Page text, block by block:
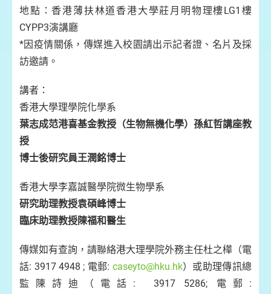
地點：香港薄扶林道香港大學莊月明物理樓LG1樓
CYPP3演講廳
*因疫情關係，傳媒進入校園請出示記者證、名片及採
訪邀請。
講者：
香港大學理學院化學系
葉志成范港喜基金教授（生物無機化學）孫紅哲講座教
授
博士後研究員王潤銘博士
香港大學李嘉誠醫學院微生物學系
研究助理教授袁碩峰博士
臨床助理教授陳福和醫生
傳媒如有查詢，請聯絡港大理學院外務主任杜之樺（電
話: 3917 4948 ; 電郵: caseyto@hku.hk）或助理傳訊總
監陳詩迪（電話: 3917 5286; 電郵: